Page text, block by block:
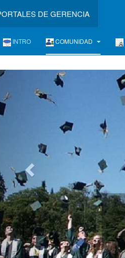
DE GERENCIA
INTRO COMUNIDAD